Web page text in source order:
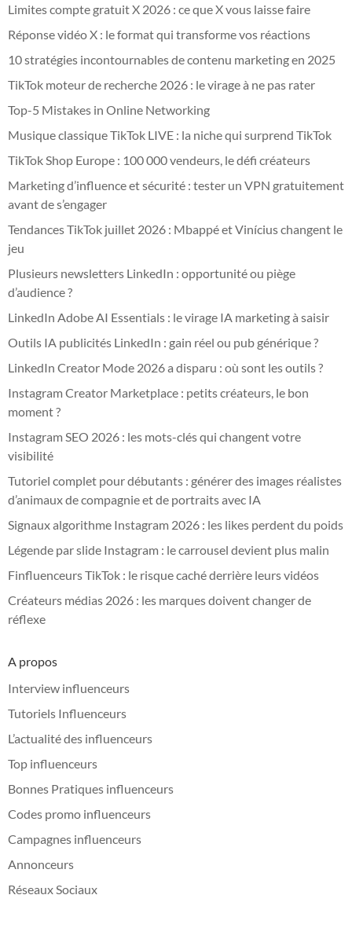
Limites compte gratuit X 2026 : ce que X vous laisse faire
Réponse vidéo X : le format qui transforme vos réactions
10 stratégies incontournables de contenu marketing en 2025
TikTok moteur de recherche 2026 : le virage à ne pas rater
Top-5 Mistakes in Online Networking
Musique classique TikTok LIVE : la niche qui surprend TikTok
TikTok Shop Europe : 100 000 vendeurs, le défi créateurs
Marketing d’influence et sécurité : tester un VPN gratuitement
avant de s’engager
Tendances TikTok juillet 2026 : Mbappé et Vinícius changent le
jeu
Plusieurs newsletters LinkedIn : opportunité ou piège
d’audience ?
LinkedIn Adobe AI Essentials : le virage IA marketing à saisir
Outils IA publicités LinkedIn : gain réel ou pub générique ?
LinkedIn Creator Mode 2026 a disparu : où sont les outils ?
Instagram Creator Marketplace : petits créateurs, le bon
moment ?
Instagram SEO 2026 : les mots-clés qui changent votre
visibilité
Tutoriel complet pour débutants : générer des images réalistes
d’animaux de compagnie et de portraits avec IA
Signaux algorithme Instagram 2026 : les likes perdent du poids
Légende par slide Instagram : le carrousel devient plus malin
Finfluenceurs TikTok : le risque caché derrière leurs vidéos
Créateurs médias 2026 : les marques doivent changer de
réflexe
A propos
Interview influenceurs
Tutoriels Influenceurs
L’actualité des influenceurs
Top influenceurs
Bonnes Pratiques influenceurs
Codes promo influenceurs
Campagnes influenceurs
Annonceurs
Réseaux Sociaux